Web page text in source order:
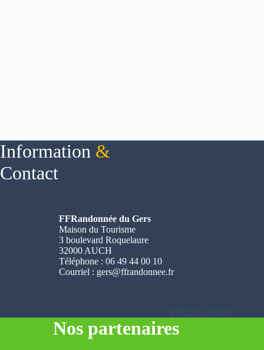
Information &
Contact
FFRandonnée du Gers
Maison du Tourisme
3 boulevard Roquelaure
32000 AUCH
Téléphone : 06 49 44 00 10
Courriel : gers@ffrandonnee.fr
Nos partenaires